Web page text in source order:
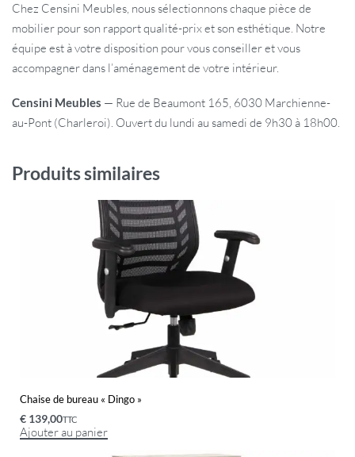
Chez Censini Meubles, nous sélectionnons chaque pièce de
mobilier pour son rapport qualité-prix et son esthétique. Notre
équipe est à votre disposition pour vous conseiller et vous
accompagner dans l’aménagement de votre intérieur.
Censini Meubles — Rue de Beaumont 165, 6030 Marchienne-
au-Pont (Charleroi). Ouvert du lundi au samedi de 9h30 à 18h00.
Produits similaires
Chaise de bureau « Dingo »
€ 139,00TTC
Ajouter au panier